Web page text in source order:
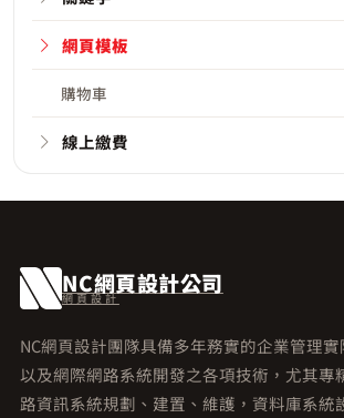
網頁模板
購物車
線上繳費
NC網頁設計公司
網頁設計
NC網頁設計團隊具備多年務實的企業管理實
以及網際網路系統開發之各項技術，尤其專
路資訊系統規劃、建置、維護，資料庫系統